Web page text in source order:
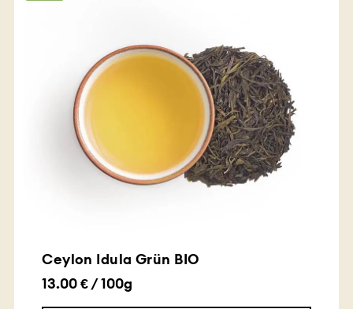
Ceylon Idula Grün BIO
13.00 € / 100g